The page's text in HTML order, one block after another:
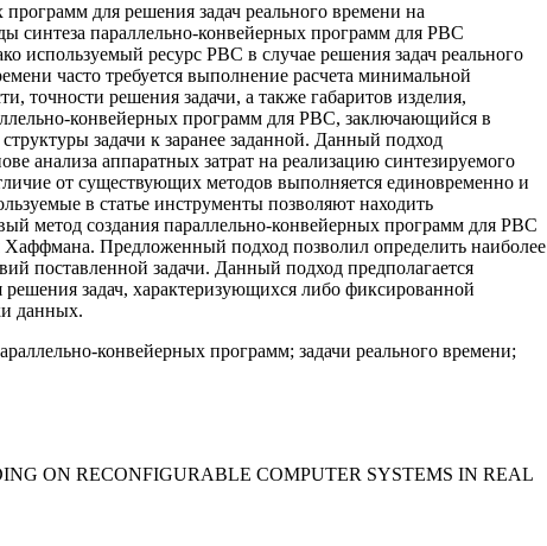
для решения задач реального времени на
синтеза параллельно-конвейерных программ для РВС
используемый ресурс РВС в случае решения задач реального
часто требуется выполнение расчета минимальной
точности решения задачи, а также габаритов изделия,
конвейерных программ для РВС, заключающийся в
задачи к заранее заданной. Данный подход
анализа аппаратных затрат на реализацию синтезируемого
от существующих методов выполняется единовременно и
в статье инструменты позволяют находить
метод создания параллельно-конвейерных программ для РВС
Предложенный подход позволил определить наиболее
поставленной задачи. Данный подход предполагается
задач, характеризующихся либо фиксированной
данных.
конвейерных программ; задачи реального времени;
ON RECONFIGURABLE COMPUTER SYSTEMS IN REAL